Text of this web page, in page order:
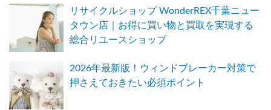
リサイクルショップ WonderREX千葉ニュー
タウン店｜お得に買い物と買取を実現する
総合リユースショップ
2026年最新版！ウィンドブレーカー対策で
押さえておきたい必須ポイント